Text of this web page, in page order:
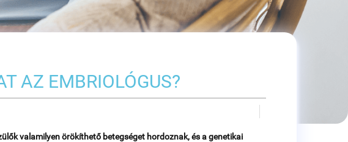
AZ EMBRIOLÓGUS?
valamilyen örökíthető betegséget hordoznak, és a genetikai